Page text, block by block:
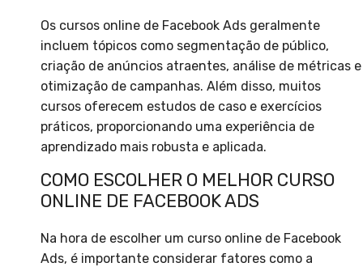
Os cursos online de Facebook Ads geralmente
incluem tópicos como segmentação de público,
criação de anúncios atraentes, análise de métricas e
otimização de campanhas. Além disso, muitos
cursos oferecem estudos de caso e exercícios
práticos, proporcionando uma experiência de
aprendizado mais robusta e aplicada.
COMO ESCOLHER O MELHOR CURSO
ONLINE DE FACEBOOK ADS
Na hora de escolher um curso online de Facebook
Ads, é importante considerar fatores como a